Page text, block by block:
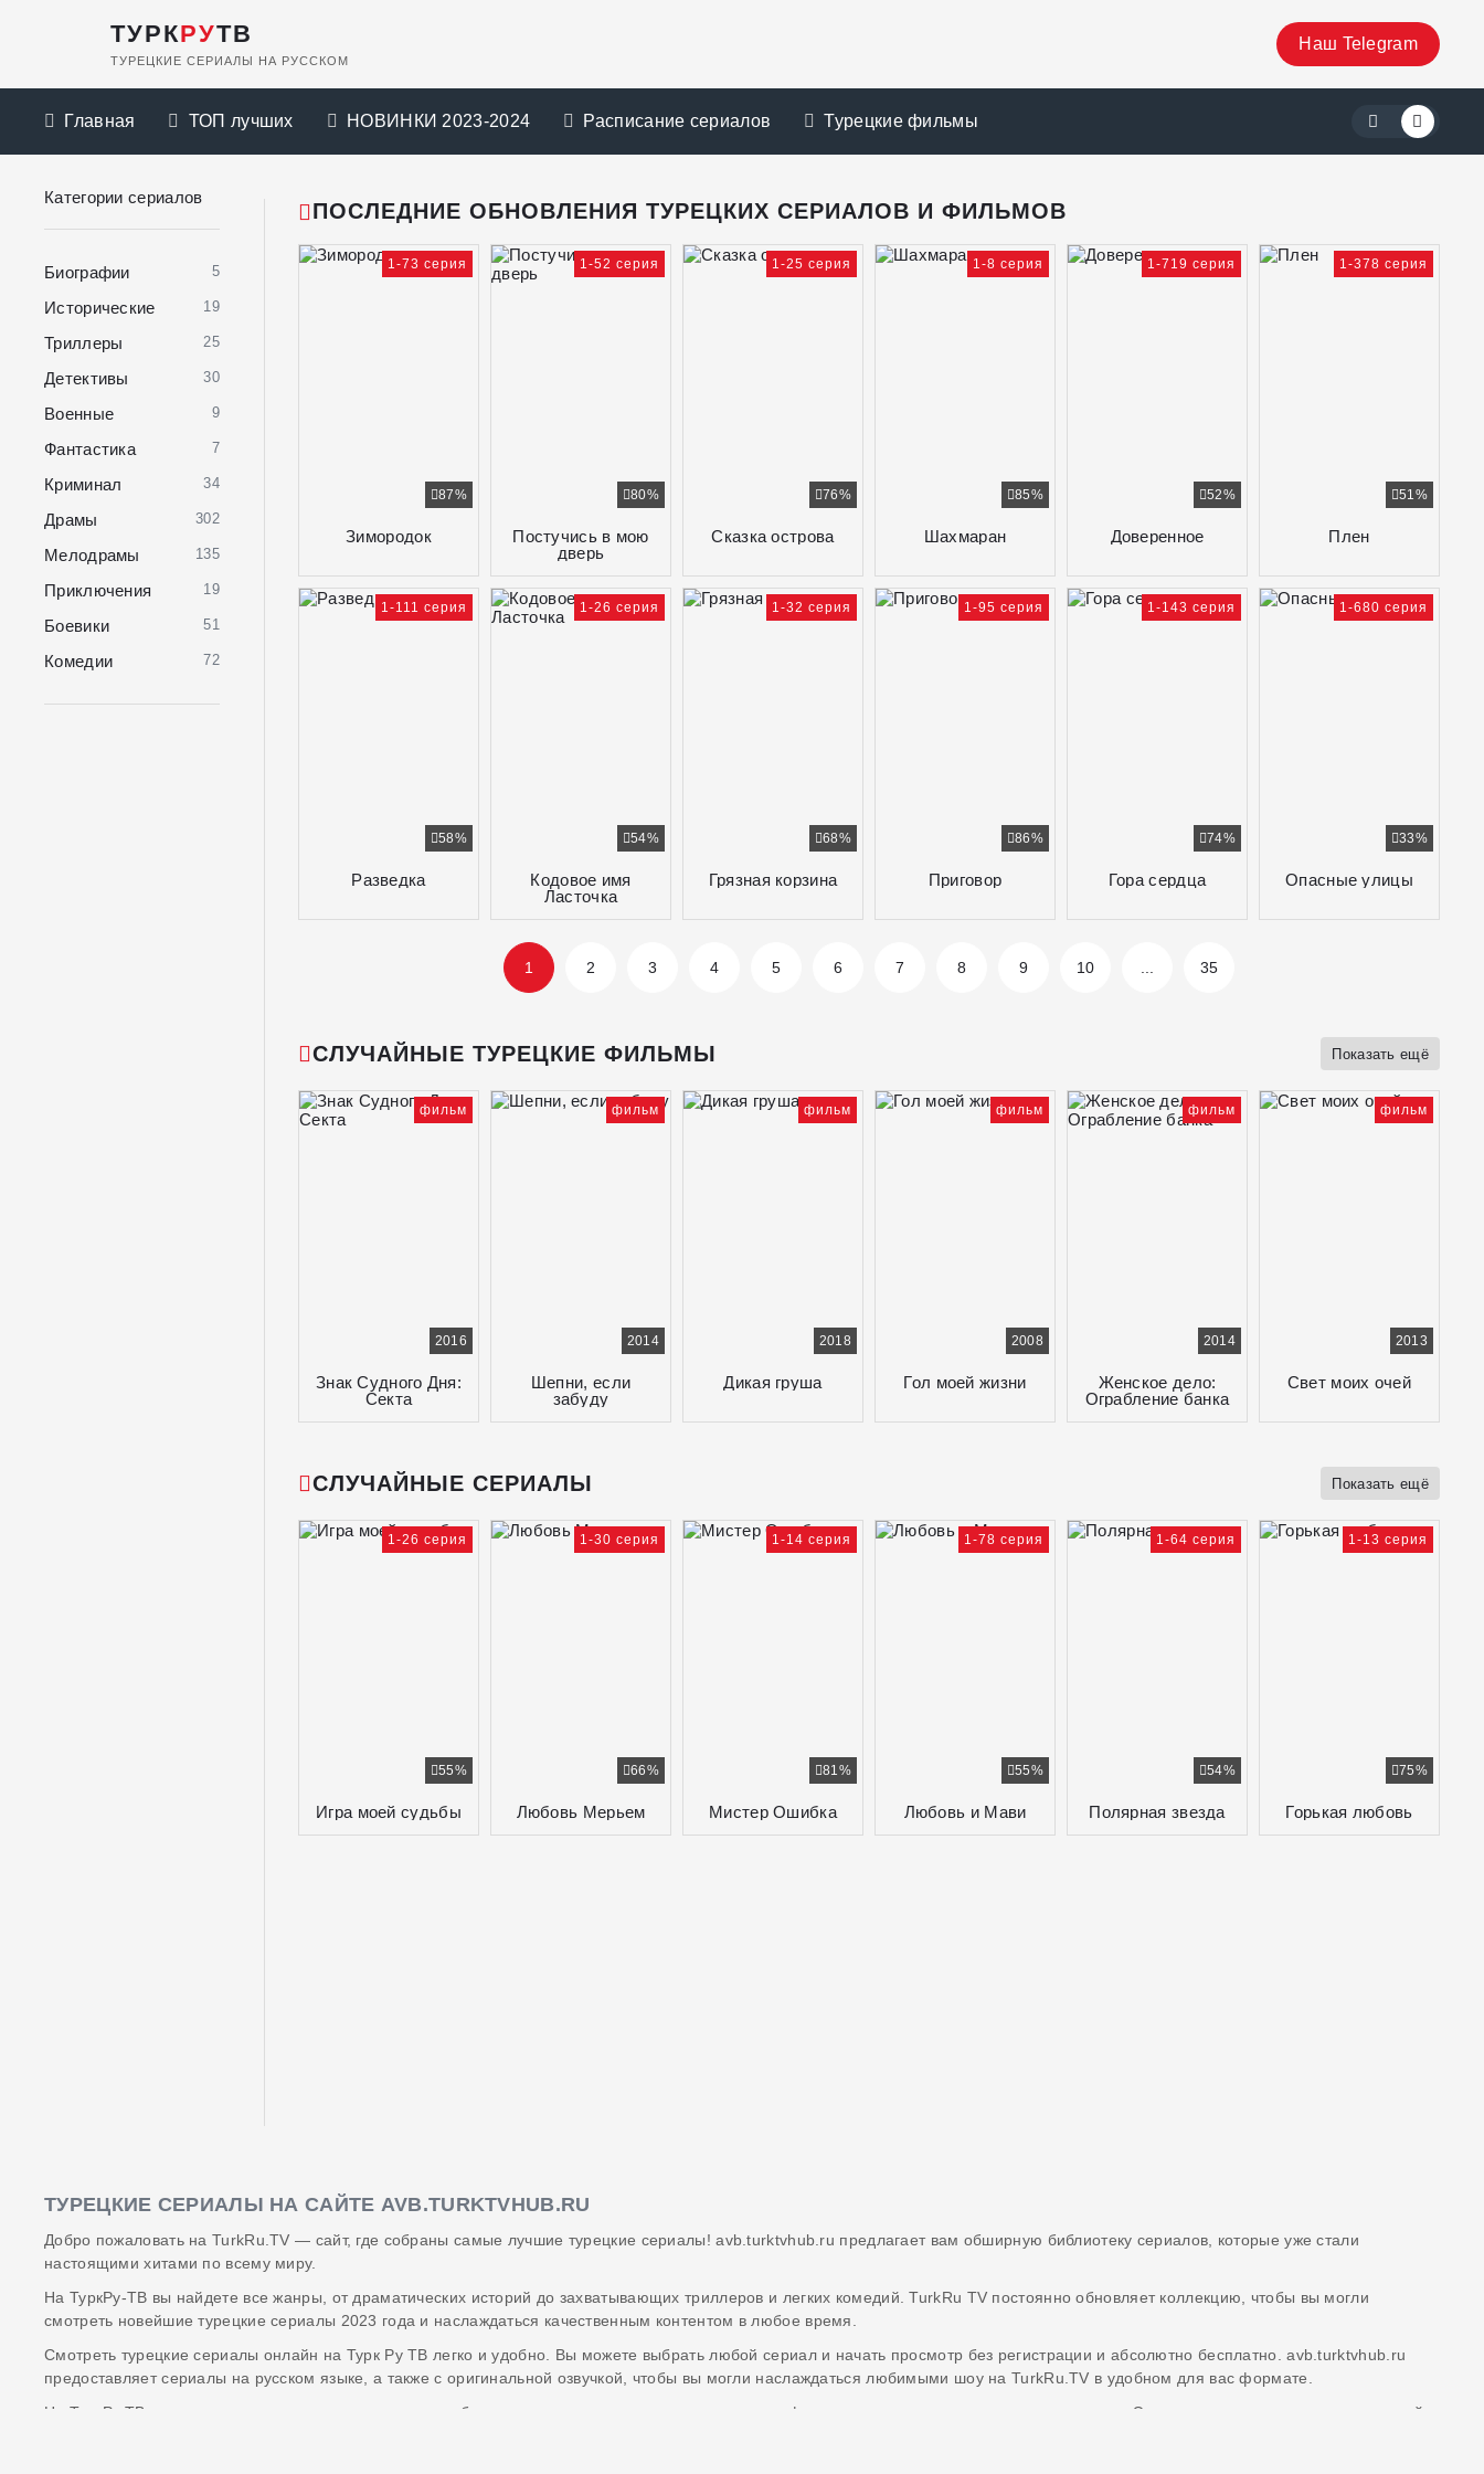
ТУРКРУТВ
ТУРЕЦКИЕ СЕРИАЛЫ НА РУССКОМ
Наш Telegram
Главная ТОП лучших НОВИНКИ 2023-2024 Расписание сериалов Турецкие фильмы
ПОСЛЕДНИЕ ОБНОВЛЕНИЯ ТУРЕЦКИХ СЕРИАЛОВ И ФИЛЬМОВ
Зимородок
87%
1-73 серия
Постучись в мою
дверь
80%
1-52 серия
Сказка острова
76%
1-25 серия
Шахмаран
85%
1-8 серия
Доверенное
52%
1-719 серия
Плен
51%
1-378 серия
Разведка
58%
1-111 серия
Кодовое имя
Ласточка
54%
1-26 серия
Грязная корзина
68%
1-32 серия
Приговор
86%
1-95 серия
Гора сердца
74%
1-143 серия
Опасные улицы
33%
1-680 серия
1 2 3 4 5 6 7 8 9 10 35
СЛУЧАЙНЫЕ ТУРЕЦКИЕ ФИЛЬМЫ Показать ещё
Знак Судного Дня:
Секта
2016
фильм
Шепни, если
забуду
2014
фильм
Дикая груша
2018
фильм
Гол моей жизни
2008
фильм
Женское дело:
Ограбление банка
2014
фильм
Свет моих очей
2013
фильм
СЛУЧАЙНЫЕ СЕРИАЛЫ Показать ещё
Игра моей судьбы
55%
1-26 серия
Любовь Мерьем
66%
1-30 серия
Мистер Ошибка
81%
1-14 серия
Любовь и Мави
55%
1-78 серия
Полярная звезда
54%
1-64 серия
Горькая любовь
75%
1-13 серия
Категории сериалов
Биографии 5
Исторические 19
Триллеры 25
Детективы 30
Военные 9
Фантастика 7
Криминал 34
Драмы 302
Мелодрамы 135
Приключения 19
Боевики 51
Комедии 72
ТУРЕЦКИЕ СЕРИАЛЫ НА САЙТЕ AVB.TURKTVHUB.RU
Добро пожаловать на TurkRu.TV — сайт, где собраны самые лучшие турецкие сериалы! avb.turktvhub.ru предлагает вам обширную библиотеку сериалов, которые уже стали
настоящими хитами по всему миру.
На ТуркРу-ТВ вы найдете все жанры, от драматических историй до захватывающих триллеров и легких комедий. TurkRu TV постоянно обновляет коллекцию, чтобы вы могли
смотреть новейшие турецкие сериалы 2023 года и наслаждаться качественным контентом в любое время.
Смотреть турецкие сериалы онлайн на Турк Ру ТВ легко и удобно. Вы можете выбрать любой сериал и начать просмотр без регистрации и абсолютно бесплатно. avb.turktvhub.ru
предоставляет сериалы на русском языке, а также с оригинальной озвучкой, чтобы вы могли наслаждаться любимыми шоу на TurkRu.TV в удобном для вас формате.
На ТуркРу.ТВ доступны не только сериалы, но и подробные описания каждого из них, включая информацию о сюжете, актерах и режиссерах. Это поможет вам сделать осознанный